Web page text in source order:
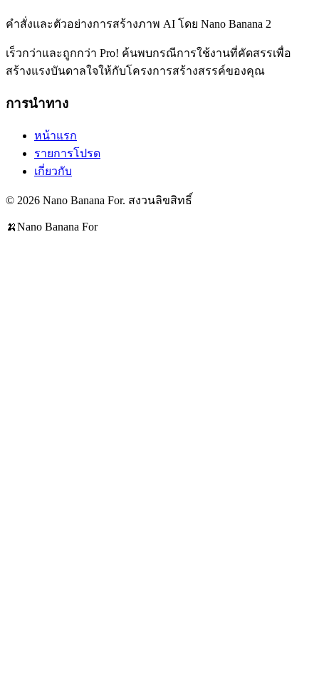
คำสั่งและตัวอย่างการสร้างภาพ AI โดย Nano Banana 2
เร็วกว่าและถูกกว่า Pro! ค้นพบกรณีการใช้งานที่คัดสรรเพื่อ
สร้างแรงบันดาลใจให้กับโครงการสร้างสรรค์ของคุณ
การนำทาง
หน้าแรก
รายการโปรด
เกี่ยวกับ
© 2026 Nano Banana For. สงวนลิขสิทธิ์
🍌Nano Banana For